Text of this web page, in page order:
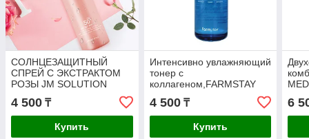
СОЛНЦЕЗАЩИТНЫЙ
СПРЕЙ С ЭКСТРАКТОМ
РОЗЫ JM SOLUTION
GLOW LUMINOUS
FLOWER SUN SPREY
ROSE 180 ML
4 500 ₸
Купить
Интенсивно увлажняющий
тонер с
коллагеном,FARMSTAY
Collagen Water Full Moist
All Day Toner
4 500₸
Купить
6